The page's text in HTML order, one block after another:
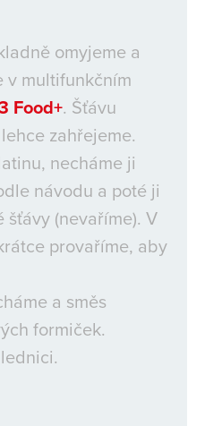
omyjeme a
v multifunkčním
Food+. Šťávu
zahřejeme.
necháme ji
návodu a poté ji
(nevaříme). V
provaříme, aby
a směs
formiček.